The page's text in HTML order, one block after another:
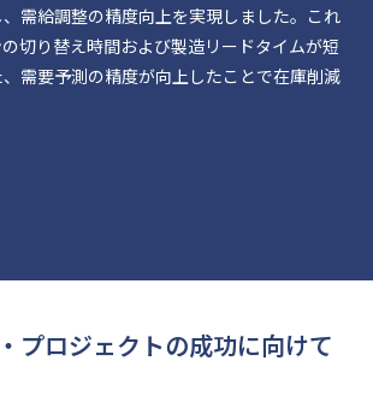
需給調整の精度向上を実現しました。これ
切り替え時間および製造リードタイムが短
需要予測の精度が向上したことで在庫削減
プロジェクトの成功に向けて